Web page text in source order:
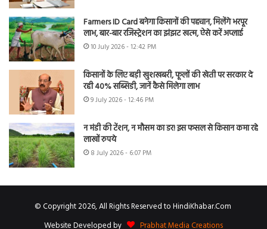
Farmers ID Card बनेगा किसानों की पहचान, मिलेंगे भरपूर
लाभ, बार-बार रजिस्ट्रेशन का झंझट खत्म, ऐसे करें अप्लाई
10 July 2026 - 12:42 PM
किसानों के लिए बड़ी खुशखबरी, फूलों की खेती पर सरकार दे
रही 40% सब्सिडी, जानें कैसे मिलेगा लाभ
9 July 2026 - 12:46 PM
न मंडी की टेंशन, न मौसम का डर! इस फसल से किसान कमा रहे
लाखों रुपये
8 July 2026 - 6:07 PM
© Copyright 2026, All Rights Reserved to HindiKhabar.Com
Website Developed by
Prabhat Media Creations